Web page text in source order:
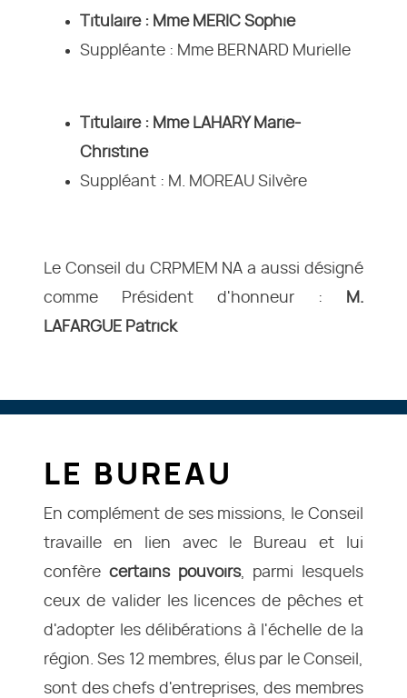
Titulaire : Mme MERIC Sophie
Suppléante : Mme BERNARD Murielle
Titulaire : Mme LAHARY Marie-
Christine
Suppléant : M. MOREAU Silvère
Le Conseil du CRPMEM NA a aussi désigné
comme Président d'honneur :
M.
LAFARGUE Patrick
LE BUREAU
En complément de ses missions, le Conseil
travaille en lien avec le Bureau et lui
confère certains pouvoirs, parmi lesquels
ceux de valider les licences de pêches et
d'adopter les délibérations à l'échelle de la
région. Ses 12 membres, élus par le Conseil,
sont des chefs d'entreprises, des membres